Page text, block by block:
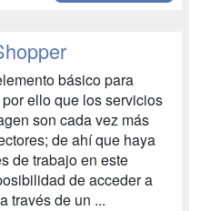
básico para
ello que los servicios
son cada vez más
de ahí que haya
de trabajo en este
de acceder a
través de un ...